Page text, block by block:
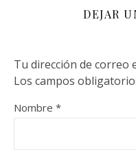
DEJAR
Tu dirección de correo
Los campos
Nombre *